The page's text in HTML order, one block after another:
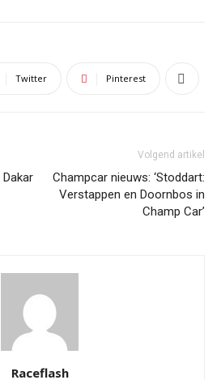
Twitter Pinterest
Dakar
Volgend artikel
Champcar nieuws: ‘Stoddart:
Verstappen en Doornbos in
Champ Car’
Raceflash